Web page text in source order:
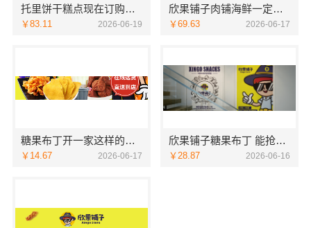
托里饼干糕点现在订购还包邮哦
￥83.11 2026-06-19
欣果铺子肉铺海鲜一定要尝一尝
￥69.63 2026-06-17
糖果布丁开一家这样的店轻松吗
￥14.67 2026-06-17
欣果铺子糖果布丁 能抢占市场优势
￥28.87 2026-06-16